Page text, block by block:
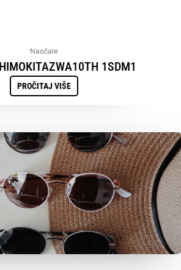
Naočale
1SDM1
PROČITAJ VIŠE